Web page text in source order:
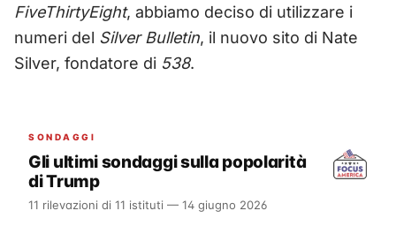
FiveThirtyEight, abbiamo deciso di utilizzare i
numeri del Silver Bulletin, il nuovo sito di Nate
Silver, fondatore di 538.
SONDAGGI
Gli ultimi sondaggi sulla popolarità
di Trump
11 rilevazioni di 11 istituti — 14 giugno 2026